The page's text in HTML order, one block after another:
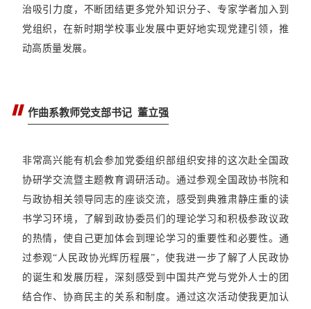
治吸引力度，不断团结更多党外知识分子、专家学者加入到
党组织，在新时期学校事业发展中更好地实现党建引领，推
动高质量发展。
作曲系教师党支部书记 董立强
非常高兴能有机会参加党委组织部组织安排的这次赴全国政
协研学交流暨主题教育调研活动。通过参观全国政协书院和
与政协相关领导同志的座谈交流，感受到典雅肃静庄重的读
书学习环境，了解到政协委员们的理论学习和积极参政议政
的热情，使自己更加体会到理论学习的重要性和必要性。通
过参观“人民政协光辉历程展”，使我进一步了解了人民政协
的诞生和发展历程，深刻感受到中国共产党与党外人士的团
结合作、协商民主的关系和制度。通过这次活动使我更加认